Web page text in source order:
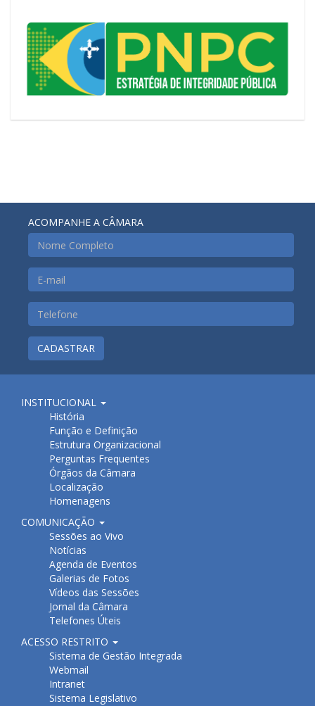
ACOMPANHE A CÂMARA
CADASTRAR
INSTITUCIONAL
História
Função e Definição
Estrutura Organizacional
Perguntas Frequentes
Órgãos da Câmara
Localização
Homenagens
COMUNICAÇÃO
Sessões ao Vivo
Notícias
Agenda de Eventos
Galerias de Fotos
Vídeos das Sessões
Jornal da Câmara
Telefones Úteis
ACESSO RESTRITO
Sistema de Gestão Integrada
Webmail
Intranet
Sistema Legislativo